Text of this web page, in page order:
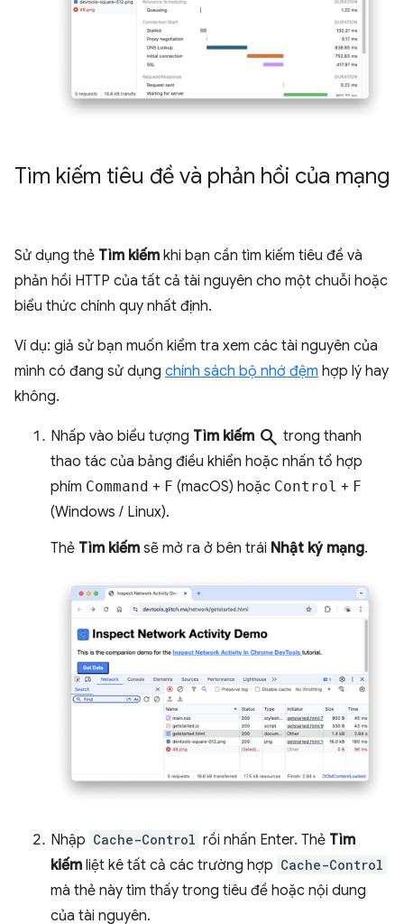
Tìm kiếm tiêu đề và phản hồi của mạng
Sử dụng thẻ Tìm kiếm khi bạn cần tìm kiếm tiêu đề và
phản hồi HTTP của tất cả tài nguyên cho một chuỗi hoặc
biểu thức chính quy nhất định.
Ví dụ: giả sử bạn muốn kiểm tra xem các tài nguyên của
mình có đang sử dụng chính sách bộ nhớ đệm hợp lý hay
không.
Nhấp vào biểu tượng Tìm kiếm search trong thanh
thao tác của bảng điều khiển hoặc nhấn tổ hợp
phím Command + F (macOS) hoặc Control + F
(Windows / Linux).
Thẻ Tìm kiếm sẽ mở ra ở bên trái Nhật ký mạng.
Nhập Cache-Control rồi nhấn Enter. Thẻ Tìm
kiếm liệt kê tất cả các trường hợp Cache-Control
mà thẻ này tìm thấy trong tiêu đề hoặc nội dung
của tài nguyên.